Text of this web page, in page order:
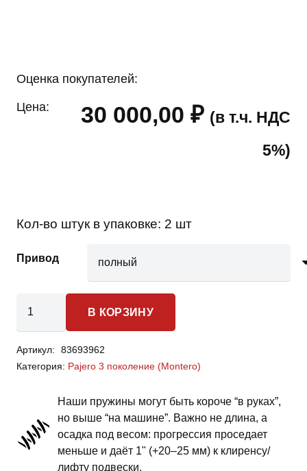
Оценка покупателей:
Цена: 30 000,00 ₽ (в т.ч. НДС
5%)
Кол-во штук в упаковке: 2 шт
Привод
товара
Pajero
3
пружины
задней
В КОРЗИНУ
Артикул:
83693962
Категория: Pajero 3 поколение (Montero)
Наши пружины могут быть короче “в руках”,
но выше “на машине”. Важно не длина, а
осадка под весом: прогрессия проседает
меньше и даёт 1" (+20–25 мм) к клиренсу/
лифту подвески.